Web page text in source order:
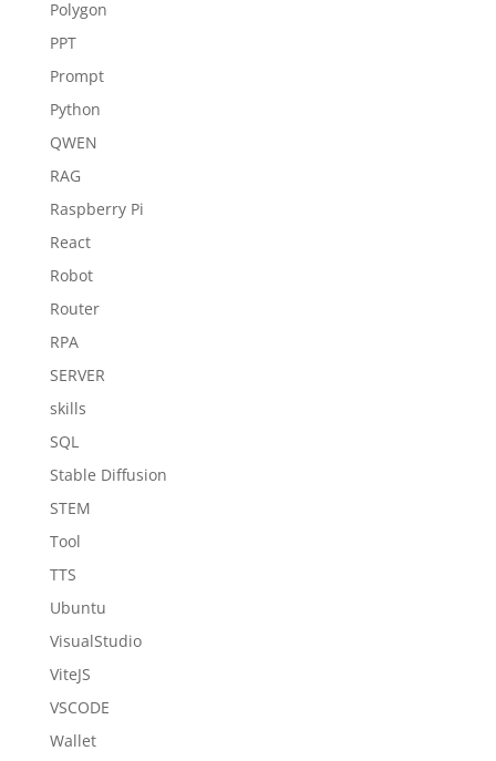
Polygon
PPT
Prompt
Python
QWEN
RAG
Raspberry Pi
React
Robot
Router
RPA
SERVER
skills
SQL
Stable Diffusion
STEM
Tool
TTS
Ubuntu
VisualStudio
ViteJS
VSCODE
Wallet